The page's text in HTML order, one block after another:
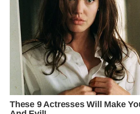
Як задумала, так і зробила. Через рік
моїх батьків благословення на
Перший рік подружнього життя наша
прохідним двором: що не день, у нас
однокурсники. Я готувала смачні
гітару.
У такі моменти він особливо був
закінчувати, – вирішила я, – інакше
почала виробляти з нього